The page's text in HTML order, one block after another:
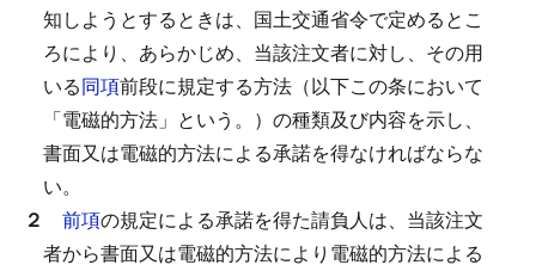
知しようとするときは、国土交通省令で定めるとこ
ろにより、あらかじめ、当該注文者に対し、その用
いる同項前段に規定する方法（以下この条において
「電磁的方法」という。）の種類及び内容を示し、
書面又は電磁的方法による承諾を得なければならな
い。
２ 前項の規定による承諾を得た請負人は、当該注文
者から書面又は電磁的方法により電磁的方法による